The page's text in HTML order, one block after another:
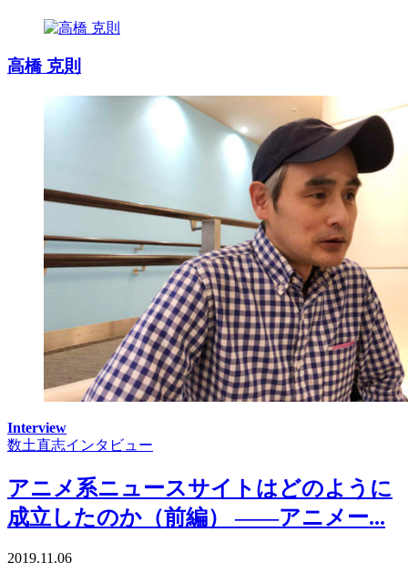
高橋 克則
Interview
数土直志インタビュー
アニメ系ニュースサイトはどのように
成立したのか（前編） ――アニメー...
2019.11.06